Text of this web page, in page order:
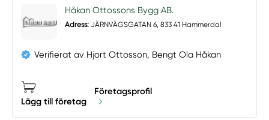
Håkan Ottossons Bygg AB.
Adress: JÄRNVÄGSGATAN 6, 833 41 Hammerdal
Verifierat av Hjort Ottosson, Bengt Ola Håkan
Lägg till företag
Företagsprofil